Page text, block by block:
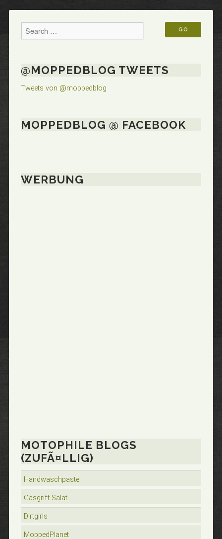
@MOPPEDBLOG TWEETS
Tweets von @moppedblog
MOPPEDBLOG @ FACEBOOK
WERBUNG
MOTOPHILE BLOGS
(ZUFÃ¤LLIG)
Handwaschpaste
Gasgriff Salat
Dirtgirls
MoppedPlanet